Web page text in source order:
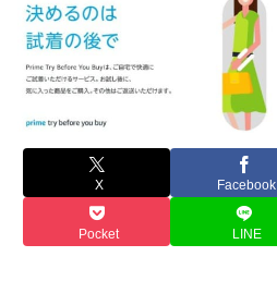
X Facebook
Pocket LINE